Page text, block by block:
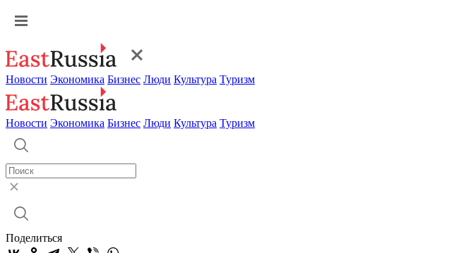
Новости Экономика Бизнес Люди Культура Туризм
Новости Экономика Бизнес Люди Культура Туризм
Поделиться